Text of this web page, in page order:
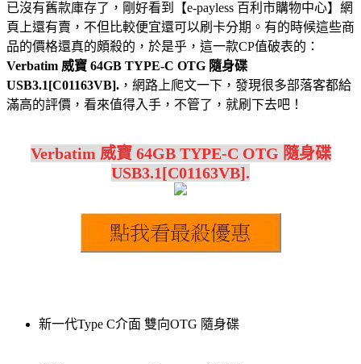
已沒有舊款庫存了，剛好看到【e-payless 百利市購物中心】網
頁上還有賣，不但比較便宜還可以刷卡分期。有的時候這些商
品的價格還真的頗殺的，於是乎，這一款CP值破表的：
Verbatim 威寶 64GB TYPE-C OTG 隨身碟
USB3.1[C01163VB]. ，網路上爬文一下，發現很多部落客都給
滿高的評價，看來值得入手，不管了，就刷下去吧！
Verbatim 威寶 64GB TYPE-C OTG 隨身碟
USB3.1[C01163VB].
新一代Type C介面 雙向OTG 隨身碟